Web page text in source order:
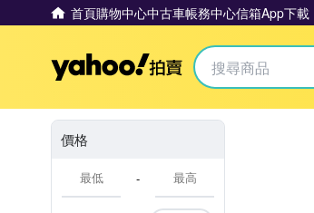
首頁購物中心中古車帳務中心信箱App下載
Yahoo拍賣
價格
-